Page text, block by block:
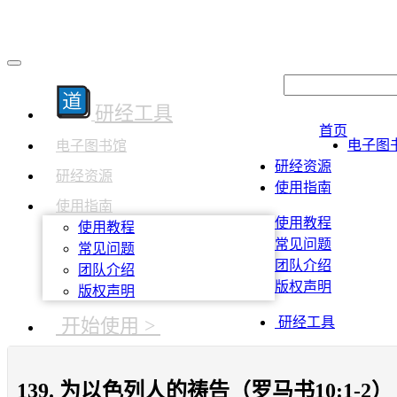
研经工具
电子图书馆
研经资源
使用指南
使用教程
常见问题
团队介绍
版权声明
开始使用 >
首页
电子图
研经资源
使用指南
使用教程
常见问题
团队介绍
版权声明
研经工具
139. 为以色列人的祷告（罗马书10:1-2）